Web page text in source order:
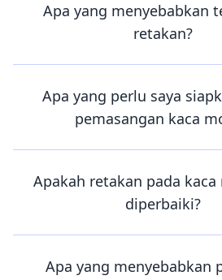
Apa yang menyebabkan
retakan?
Apa yang perlu saya
pemasangan kaca
Apakah retakan pada
diperbaiki?
Apa yang menyebabkan